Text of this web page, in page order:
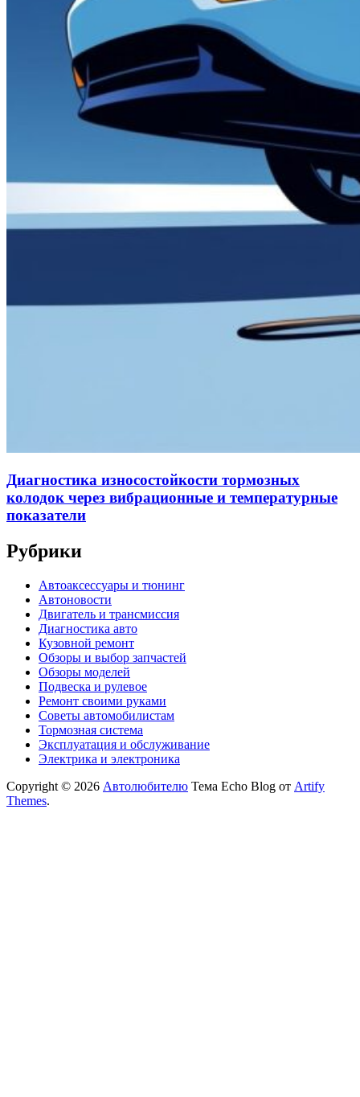
Диагностика износостойкости тормозных
колодок через вибрационные и температурные
показатели
Рубрики
Автоаксессуары и тюнинг
Автоновости
Двигатель и трансмиссия
Диагностика авто
Кузовной ремонт
Обзоры и выбор запчастей
Обзоры моделей
Подвеска и рулевое
Ремонт своими руками
Советы автомобилистам
Тормозная система
Эксплуатация и обслуживание
Электрика и электроника
Copyright © 2026 Автолюбителю Тема Echo Blog от Artify
Themes.